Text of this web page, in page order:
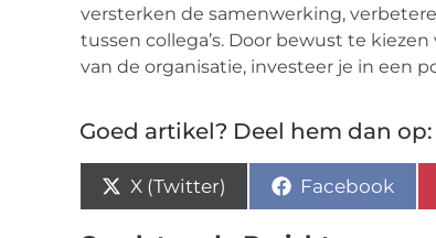
versterken de samenwerking,
tussen collega’s. Door bewust te
van de organisatie, investeer je in een
Goed artikel? Deel hem dan op:
X (Twitter) Facebook